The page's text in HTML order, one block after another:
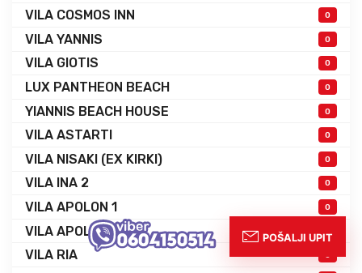
VILA COSMOS INN 0
VILA YANNIS 0
VILA GIOTIS 0
LUX PANTHEON BEACH 0
YIANNIS BEACH HOUSE 0
VILA ASTARTI 0
VILA NISAKI (EX KIRKI) 0
VILA INA 2 0
VILA APOLON 1 0
VILA APOLON 2
VILA RIA 0